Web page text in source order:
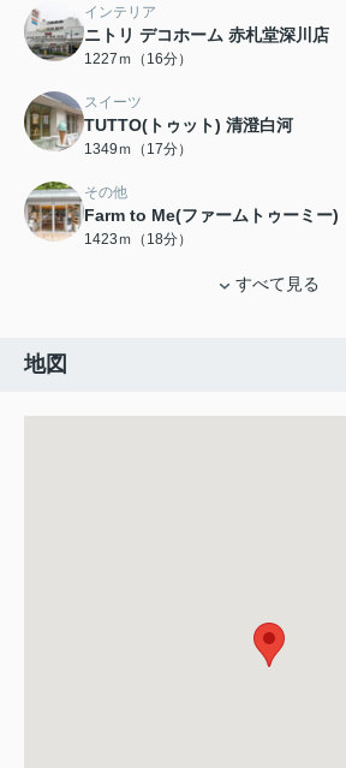
インテリア
ニトリ デコホーム 赤札堂深川店
1227ｍ（16分）
スイーツ
TUTTO(トゥット) 清澄白河
1349ｍ（17分）
その他
Farm to Me(ファームトゥーミー)
1423ｍ（18分）
すべて見る
地図